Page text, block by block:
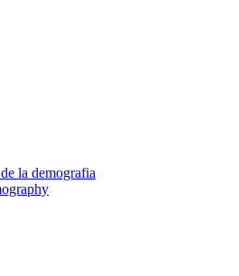
la demografia